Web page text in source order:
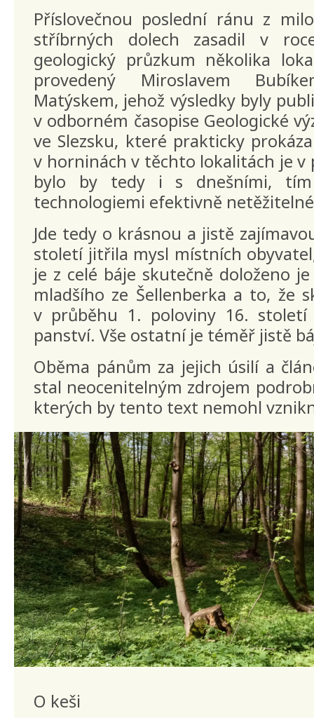
Příslovečnou poslední ránu z
stříbrných dolech zasadil v
geologický průzkum několika
provedený Miroslavem
Matýskem, jehož výsledky byly
v odborném časopise Geologické
ve Slezsku, které prakticky
v horninách v těchto lokalitách je v
bylo by tedy i s dnešními, tím
technologiemi efektivně
Jde tedy o krásnou a jistě
století jitřila mysl místních
je z celé báje skutečně doloženo je
mladšího ze Šellenberka a to, že
v průběhu 1. poloviny 16. století
panství. Vše ostatní je téměř jistě
Oběma pánům za jejich úsilí a
stal neocenitelným zdrojem
kterých by tento text nemohl
O keši